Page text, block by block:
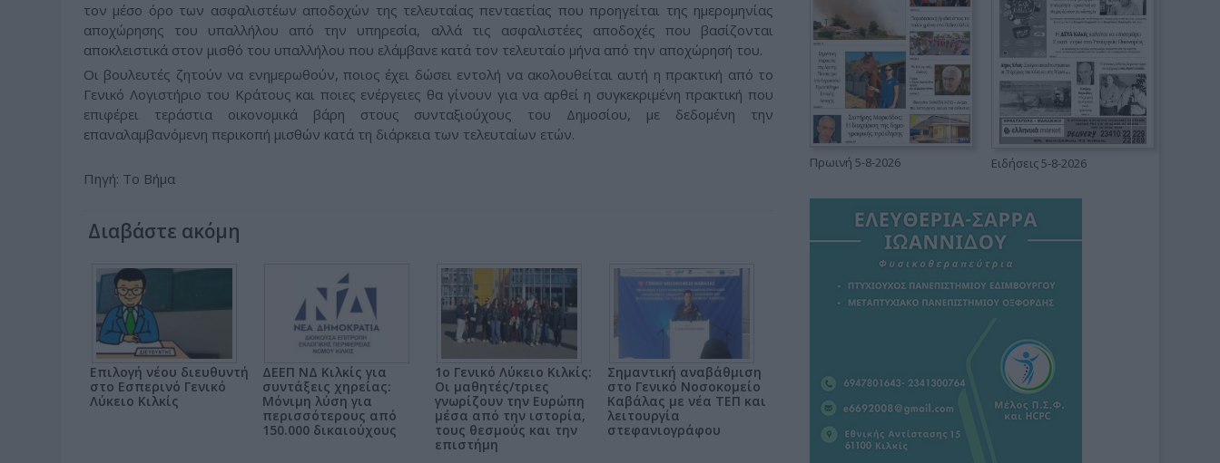
τον μέσο όρο των ασφαλιστέων αποδοχών της τελευταίας πενταετίας που προηγείται της ημερομηνίας
αποχώρησης του υπαλλήλου από την υπηρεσία, αλλά τις ασφαλιστέες αποδοχές που βασίζονται
αποκλειστικά στον μισθό του υπαλλήλου που ελάμβανε κατά τον τελευταίο μήνα από την αποχώρησή του.
Οι βουλευτές ζητούν να ενημερωθούν, ποιος έχει δώσει εντολή να ακολουθείται αυτή η πρακτική από το
Γενικό Λογιστήριο του Κράτους και ποιες ενέργειες θα γίνουν για να αρθεί η συγκεκριμένη πρακτική που
επιφέρει τεράστια οικονομικά βάρη στους συνταξιούχους του Δημοσίου, με δεδομένη την
επαναλαμβανόμενη περικοπή μισθών κατά τη διάρκεια των τελευταίων ετών.
Πηγή: Το Βήμα
Διαβάστε ακόμη
Επιλογή νέου διευθυντή
στο Εσπερινό Γενικό
Λύκειο Κιλκίς
ΔΕΕΠ ΝΔ Κιλκίς για
συντάξεις χηρείας:
Μόνιμη λύση για
περισσότερους από
150.000 δικαιούχους
1ο Γενικό Λύκειο Κιλκίς:
Οι μαθητές/τριες
γνωρίζουν την Ευρώπη
μέσα από την ιστορία,
τους θεσμούς και την
επιστήμη
Σημαντική αναβάθμιση
στο Γενικό Νοσοκομείο
Καβάλας με νέα ΤΕΠ και
λειτουργία
στεφανιογράφου
Πρωινή 5-8-2026 Ειδήσεις 5-8-2026